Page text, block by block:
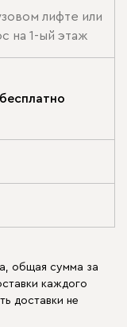
лифте или
на 1-ый этаж
бесплатно
общая сумма за
каждого
доставки не